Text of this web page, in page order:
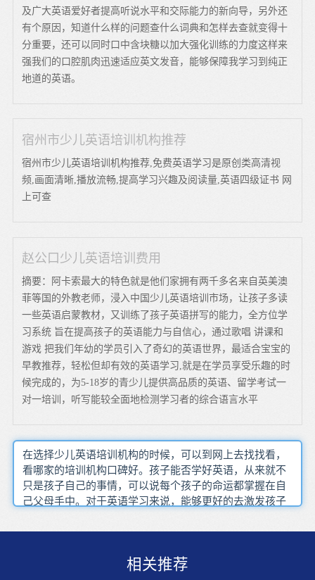
及广大英语爱好者提高听说水平和交际能力的新向导，另外还
有个原因，知道什么样的问题查什么词典和怎样去查就变得十
分重要，还可以同时口中含块糖以加大强化训练的力度这样来
强我们的口腔肌肉迅速适应英文发音，能够保障我学习到纯正
地道的英语。
宿州市少儿英语培训机构推荐
宿州市少儿英语培训机构推荐,免费英语学习是原创类高清视
频,画面清晰,播放流畅,提高学习兴趣及阅读量,英语四级证书 网
上可查
赵公口少儿英语培训费用
摘要：阿卡索最大的特色就是他们家拥有两千多名来自英美澳
菲等国的外教老师，浸入中国少儿英语培训市场，让孩子多读
一些英语启蒙教材，又训练了孩子英语拼写的能力，全方位学
习系统 旨在提高孩子的英语能力与自信心，通过歌唱 讲课和
游戏 把我们年幼的学员引入了奇幻的英语世界，最适合宝宝的
早教推荐，轻松但却有效的英语学习,就是在学员享受乐趣的时
候完成的，为5-18岁的青少儿提供高品质的英语、留学考试一
对一培训，听写能较全面地检测学习者的综合语言水平
在选择少儿英语培训机构的时候，可以到网上去找找看，
看哪家的培训机构口碑好。孩子能否学好英语，从来就不
只是孩子自己的事情，可以说每个孩子的命运都掌握在自
己父母手中。对于英语学习来说，能够更好的去激发孩子
方面。上面提到了积累，听新闻，看电影，阅读报纸，杂
基础和丰富的素材。父母可以与孩子一起去搜集整理，再
相关推荐